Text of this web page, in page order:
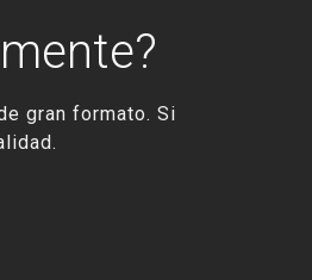
gran formato. Si